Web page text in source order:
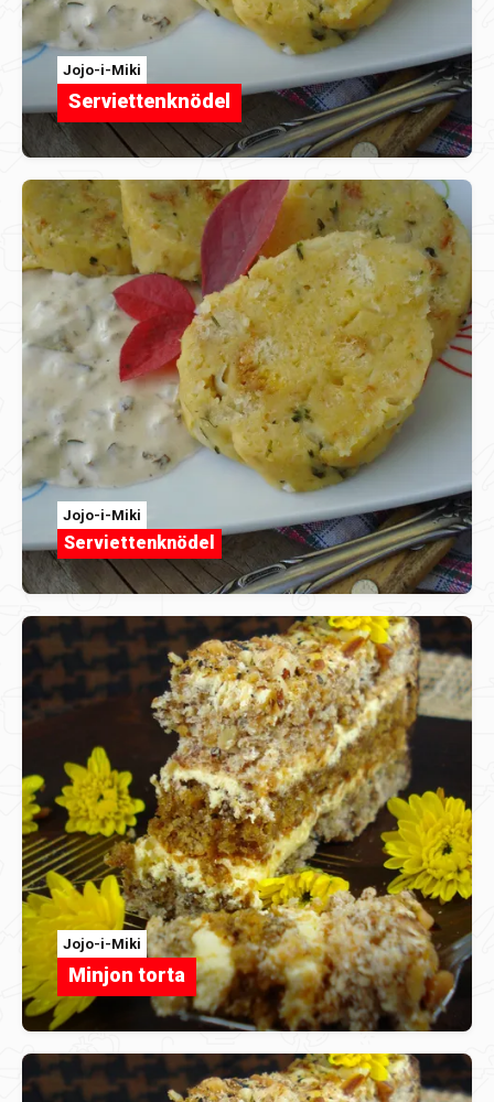
Jojo-i-Miki
Serviettenknödel
Jojo-i-Miki
Serviettenknödel
Jojo-i-Miki
Minjon torta